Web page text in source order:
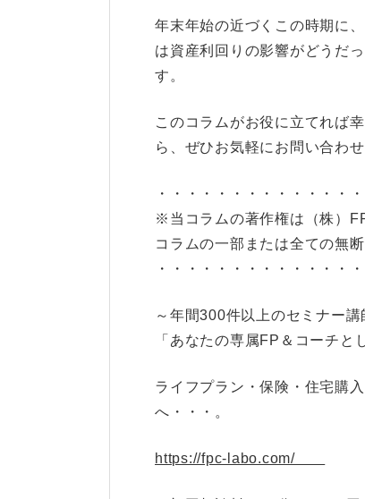
年末年始の近づくこの時期に
は資産利回りの影響がどうだ
す。
このコラムがお役に立てれば
ら、ぜひお気軽にお問い合わせ
・・・・・・・・・・・・・
※当コラムの著作権は（株）
コラムの一部または全ての無
・・・・・・・・・・・・・
～年間300件以上のセミナー講
「あなたの専属FP＆コーチと
ライフプラン・保険・住宅購
へ・・・。
https://fpc-labo.com/